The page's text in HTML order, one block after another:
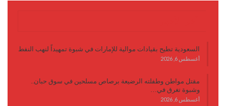
السعودية تطيح بقيادات موالية للإمارات في شبوة تمهيداً لنهب النفط
أغسطس 6, 2026
مقتل مواطن وطفلته الرضيعة برصاص مسلحين في سوق حبان..
وشبوة تغرق في…
أغسطس 6, 2026